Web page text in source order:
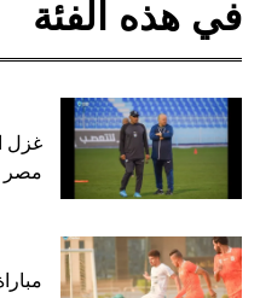
في هذه الفئة
غزل
مصر